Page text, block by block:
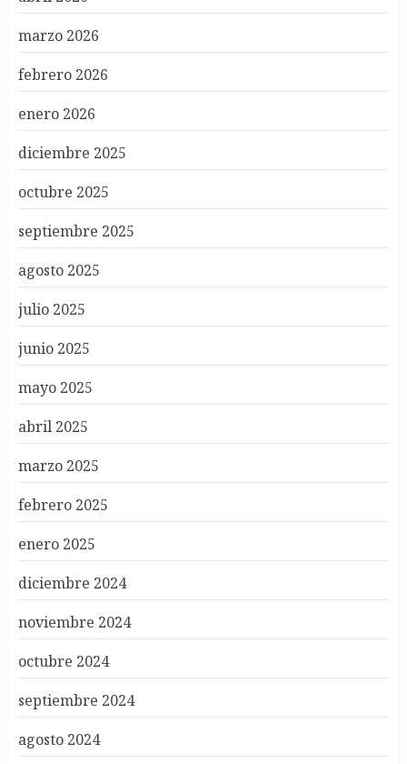
marzo 2026
febrero 2026
enero 2026
diciembre 2025
octubre 2025
septiembre 2025
agosto 2025
julio 2025
junio 2025
mayo 2025
abril 2025
marzo 2025
febrero 2025
enero 2025
diciembre 2024
noviembre 2024
octubre 2024
septiembre 2024
agosto 2024